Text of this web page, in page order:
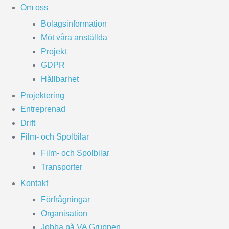
Om oss
Bolagsinformation
Möt våra anställda
Projekt
GDPR
Hållbarhet
Projektering
Entreprenad
Drift
Film- och Spolbilar
Film- och Spolbilar
Transporter
Kontakt
Förfrågningar
Organisation
Jobba på VA Gruppen